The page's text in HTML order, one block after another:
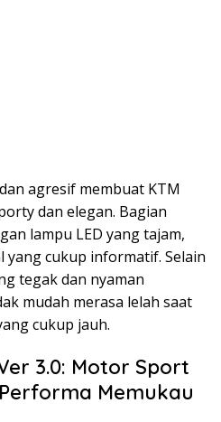
agresif membuat KTM
dan elegan. Bagian
lampu LED yang tajam,
cukup informatif. Selain
tegak dan nyaman
mudah merasa lelah saat
cukup jauh.
3.0: Motor Sport
Memukau